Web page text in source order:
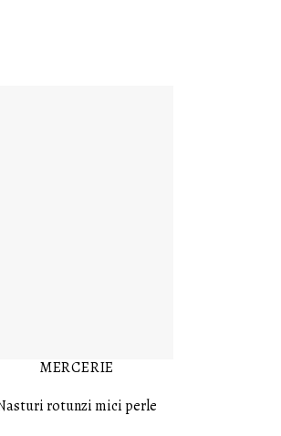
MERCERIE
rotunzi mici perle